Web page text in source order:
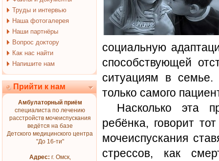
Труды и интервью
Наша фотогалерея
Наши партнёры
Вопрос доктору
Как нас найти
Напишите нам
Прийти к нам
Амбулаторный приём
специалиста по лечению
расстройств мочеиспускания
ведётся на базе
Детского медицинского центра
"До 16-ти"
Адрес: г. Омск,
социальную
способствующей
ситуациям в семье.
только самого
Насколько эта
ребёнка, говорит
мочеиспускания
стрессов, как